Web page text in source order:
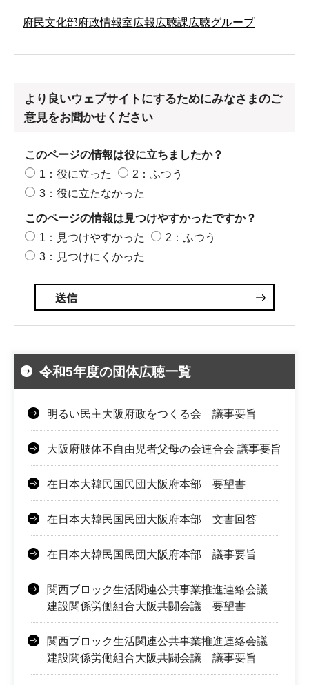
府民文化部府政情報室広報広聴課広聴グループ
より良いウェブサイトにするためにみなさまのご
意見をお聞かせください
このページの情報は役に立ちましたか？
1：役に立った
2：ふつう
3：役に立たなかった
このページの情報は見つけやすかったですか？
1：見つけやすかった
2：ふつう
3：見つけにくかった
令和5年度の団体広聴一覧
明るい民主大阪府政をつくる会 議事要旨
大阪府肢体不自由児者父母の会連合会 議事要旨
在日本大韓民国民団大阪府本部 要望書
在日本大韓民国民団大阪府本部 文書回答
在日本大韓民国民団大阪府本部 議事要旨
関西ブロック生活関連公共事業推進連絡会議
建設関係労働組合大阪共闘会議 要望書
関西ブロック生活関連公共事業推進連絡会議
建設関係労働組合大阪共闘会議 議事要旨